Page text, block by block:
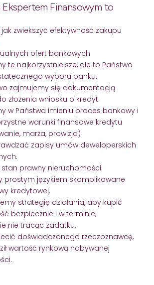
Ekspertem Finansowym to
zwiekszyć efektywność zakupu
ofert bankowych
te najkorzystniejsze, ale to Państwo
wyboru banku.
zajmujemy się dokumentacją
złożenia wniosku o kredyt.
w Państwa imieniu proces bankowy i
warunki finansowe kredytu
marża, prowizja)
zapisy umów deweloperskich
stan prawny nieruchomości.
prostym językiem skomplikowane
kredytowej.
strategię działania, aby kupić
bezpiecznie i w terminie,
nie tracąc zadatku.
doświadczonego rzeczoznawcę,
wartość rynkową nabywanej